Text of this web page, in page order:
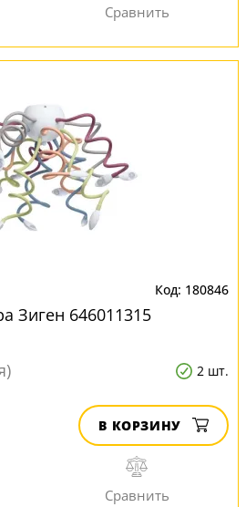
180846
Зиген 646011315
2 шт.
В КОРЗИНУ